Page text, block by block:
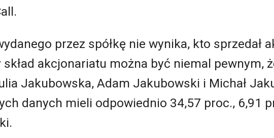
przez spółkę nie wynika, kto sprzedał
akcjonariatu można być niemal pewnym,
Jakubowska, Adam Jakubowski i Michał
danych mieli odpowiednio 34,57 proc., 6,91